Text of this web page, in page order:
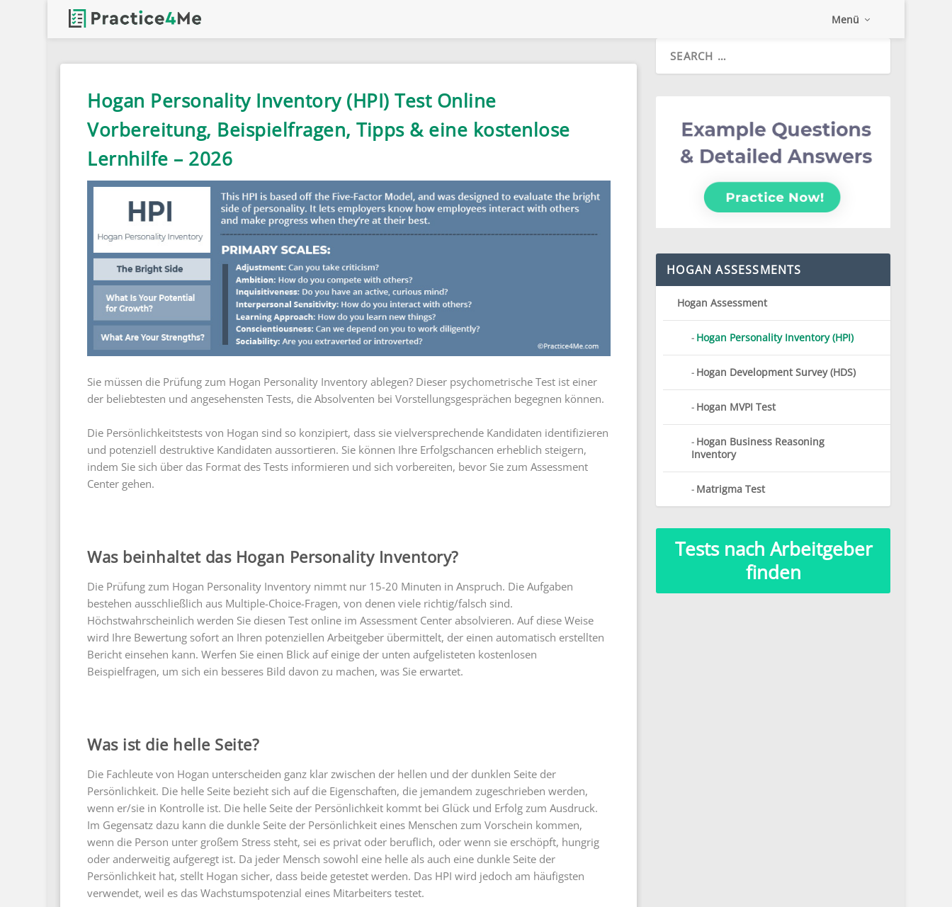
Menü
Hogan Personality Inventory (HPI) Test Online
Vorbereitung, Beispielfragen, Tipps & eine kostenlose
Lernhilfe – 2026
Sie müssen die Prüfung zum Hogan Personality Inventory ablegen? Dieser psychometrische Test ist einer
der beliebtesten und angesehensten Tests, die Absolventen bei Vorstellungsgesprächen begegnen können.
Die Persönlichkeitstests von Hogan sind so konzipiert, dass sie vielversprechende Kandidaten identifizieren
und potenziell destruktive Kandidaten aussortieren. Sie können Ihre Erfolgschancen erheblich steigern,
indem Sie sich über das Format des Tests informieren und sich vorbereiten, bevor Sie zum Assessment
Center gehen.
Was beinhaltet das Hogan Personality Inventory?
Die Prüfung zum Hogan Personality Inventory nimmt nur 15-20 Minuten in Anspruch. Die Aufgaben
bestehen ausschließlich aus Multiple-Choice-Fragen, von denen viele richtig/falsch sind.
Höchstwahrscheinlich werden Sie diesen Test online im Assessment Center absolvieren. Auf diese Weise
wird Ihre Bewertung sofort an Ihren potenziellen Arbeitgeber übermittelt, der einen automatisch erstellten
Bericht einsehen kann. Werfen Sie einen Blick auf einige der unten aufgelisteten kostenlosen
Beispielfragen, um sich ein besseres Bild davon zu machen, was Sie erwartet.
Was ist die helle Seite?
Die Fachleute von Hogan unterscheiden ganz klar zwischen der hellen und der dunklen Seite der
Persönlichkeit. Die helle Seite bezieht sich auf die Eigenschaften, die jemandem zugeschrieben werden,
wenn er/sie in Kontrolle ist. Die helle Seite der Persönlichkeit kommt bei Glück und Erfolg zum Ausdruck.
Im Gegensatz dazu kann die dunkle Seite der Persönlichkeit eines Menschen zum Vorschein kommen,
wenn die Person unter großem Stress steht, sei es privat oder beruflich, oder wenn sie erschöpft, hungrig
oder anderweitig aufgeregt ist. Da jeder Mensch sowohl eine helle als auch eine dunkle Seite der
Persönlichkeit hat, stellt Hogan sicher, dass beide getestet werden. Das HPI wird jedoch am häufigsten
verwendet, weil es das Wachstumspotenzial eines Mitarbeiters testet.
HOGAN ASSESSMENTS
Hogan Assessment
Hogan Personality Inventory (HPI)
Hogan Development Survey (HDS)
Hogan MVPI Test
Hogan Business Reasoning
Inventory
Matrigma Test
Tests nach Arbeitgeber
finden